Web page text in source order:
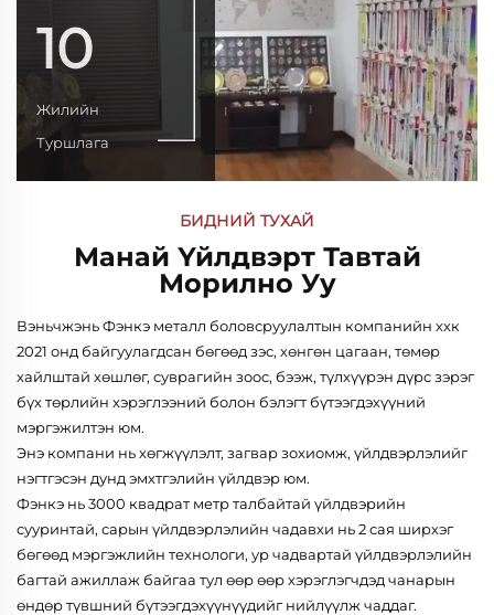
10
Жилийн
Туршлага
БИДНИЙ ТУХАЙ
Манай Үйлдвэрт Тавтай
Морилно Уу
Вэньчжэнь Фэнкэ металл боловсруулалтын компанийн ххк
2021 онд байгуулагдсан бөгөөд зэс, хөнгөн цагаан, төмөр
хайлштай хөшлөг, суврагийн зоос, бээж, түлхүүрэн дүрс зэрэг
бүх төрлийн хэрэглээний болон бэлэгт бүтээгдэхүүний
мэргэжилтэн юм.
Энэ компани нь хөгжүүлэлт, загвар зохиомж, үйлдвэрлэлийг
нэгтгэсэн дунд эмхтгэлийн үйлдвэр юм.
Фэнкэ нь 3000 квадрат метр талбайтай үйлдвэрийн
сууринтай, сарын үйлдвэрлэлийн чадавхи нь 2 сая ширхэг
бөгөөд мэргэжлийн технологи, ур чадвартай үйлдвэрлэлийн
багтай ажиллаж байгаа тул өөр өөр хэрэглэгчдэд чанарын
өндөр түвшний бүтээгдэхүүнүүдийг нийлүүлж чаддаг.